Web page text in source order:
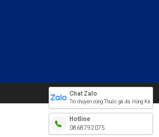
Chat Zalo
Trò chuyện cùng Thuốc gà đá Hùng Kê
Hotline
0868792075